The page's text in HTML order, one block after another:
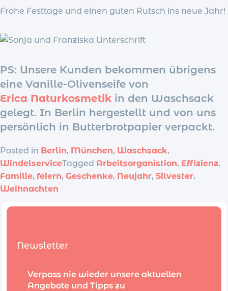
Frohe Festtage und einen guten Rutsch ins neue Jahr!
PS: Unsere Kunden bekommen übrigens
eine Vanille-Olivenseife von
Erica Naturkosmetik in den Waschsack
gelegt. In Berlin hergestellt und von uns
persönlich in Butterbrotpapier verpackt.
Posted in Berlin, München, Waschsack,
WindelserviceTagged Arbeitsorganistion, Effizienz,
Familie, feiern, Geschenke, Neujahr, Silvester,
Weihnachten
Newsletter
Verpass nie wieder unsere aktuellen
Angebote und Tipps zu